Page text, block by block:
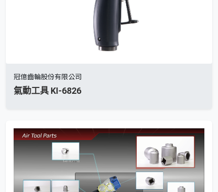
冠億齒輪股份有限公司
氣動工具 KI-6826